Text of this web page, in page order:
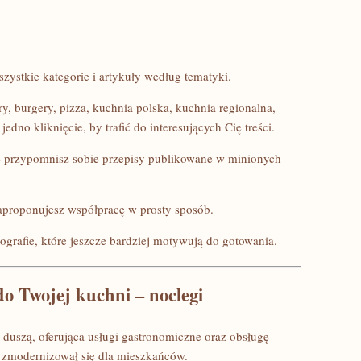
kategorie i artykuły według tematyki.
burgery, pizza, kuchnia polska, kuchnia regionalna,
kliknięcie, by trafić do interesujących Cię treści.
przypomnisz sobie przepisy publikowane w minionych
współpracę w prosty sposób.
które jeszcze bardziej motywują do gotowania.
Twojej kuchni – noclegi
oferująca usługi gastronomiczne oraz obsługę
się dla mieszkańców.